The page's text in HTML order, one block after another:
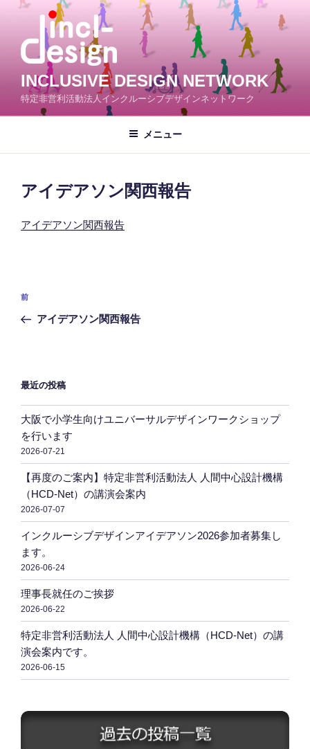
プ
INCLUSIVE DESIGN NETWORK
特定非営利活動法人インクルーシブデザインネットワーク
メニュー
アイデアソン関西報告
アイデアソン関西報告
投
ナ
ー
シ
ョ
ン
前
の
前
アイデアソン関西報告
最近の投稿
大阪で小学生向けユニバーサルデザインワークショップ
を行います
2026-07-21
【再度のご案内】特定非営利活動法人 人間中心設計機構
（HCD-Net）の講演会案内
2026-07-07
インクルーシブデザインアイデアソン2026参加者募集し
ます。
2026-06-24
理事長就任のご挨拶
2026-06-22
特定非営利活動法人 人間中心設計機構（HCD-Net）の講
演会案内です。
2026-06-15